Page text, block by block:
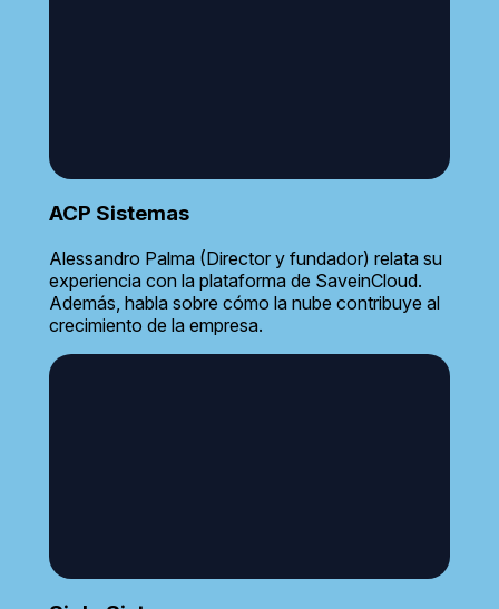
ACP Sistemas
Alessandro Palma (Director y fundador) relata su
experiencia con la plataforma de SaveinCloud.
Además, habla sobre cómo la nube contribuye al
crecimiento de la empresa.